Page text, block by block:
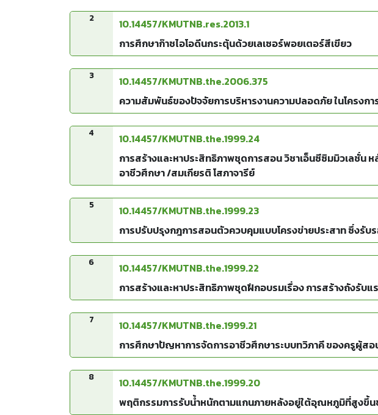
2 10.14457/KMUTNB.res.2013.1
การศึกษาก๊าชไอโอดีนกระตุ้นด้วยเลเซอร์พอยเตอร์สีเขียว
3 10.14457/KMUTNB.the.2006.375
ความสัมพันธ์ของปัจจัยการบริหารงานความปลอดภัย ในโครง
4 10.14457/KMUTNB.the.1999.24
การสร้างและหาประสิทธิภาพชุดการสอน วิชาเอ็นซีซิมมิวเลชั่
อาชีวศึกษา /สมเกียรติ โสภาจารีย์
5 10.14457/KMUTNB.the.1999.23
การปรับปรุงกฎการสอนตัวควบคุมแบบโครงข่ายประสาท ซึ่งรับ
6 10.14457/KMUTNB.the.1999.22
การสร้างและหาประสิทธิภาพชุดฝึกอบรมเรื่อง การสร้างถังรับ
7 10.14457/KMUTNB.the.1999.21
การศึกษาปัญหาการจัดการอาชีวศึกษาระบบทวิภาคี ของครูผู้ส
8 10.14457/KMUTNB.the.1999.20
พฤติกรรมการรับน้ำหนักตามแกนภายหลังอยู่ใต้อุณหภูมิที่สูงขึ้